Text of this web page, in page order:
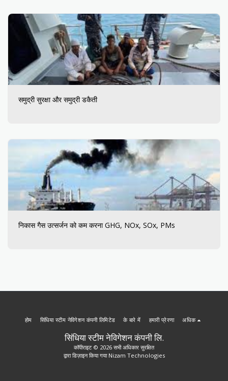
समुद्री सुरक्षा और समुद्री डकैती
निकास गैस उत्सर्जन को कम करना GHG, NOx, SOx, PMs
सिंधिया स्टीम नेविगेशन कंपनी लि.
कॉपीराइट © 2026 सभी अधिकार सुरक्षित
द्वारा डिज़ाइन किया गया Nizam Technologies
होम सिंधिया स्टीम नेविगेशन कंपनी लिमिटेड के बारे में हमारी प्रेरणा अधिक